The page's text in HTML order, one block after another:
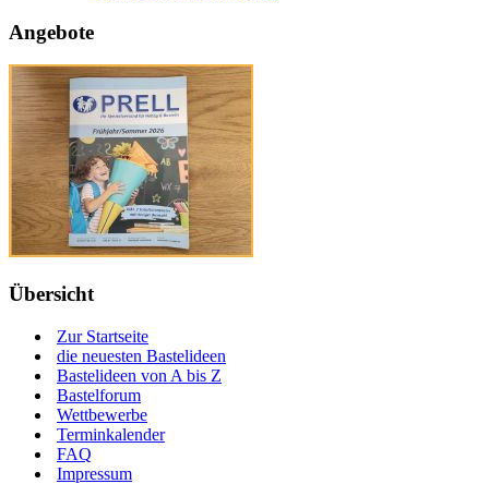
Angebote
Übersicht
Zur Startseite
die neuesten Bastelideen
Bastelideen von A bis Z
Bastelforum
Wettbewerbe
Terminkalender
FAQ
Impressum